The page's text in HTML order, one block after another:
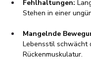
Fehlhaltungen:
Stehen in einer
Mangelnde
Lebensstil schwächt
Rückenmuskulatur.